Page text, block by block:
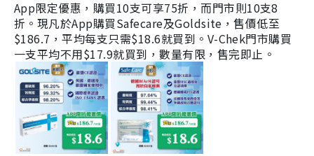
App限定優惠，購買10支可享75折，而門市則10支8
折。現凡於App購買Safecare及Goldsite，售價低至
$186.7，平均每支只需$18.6就買到。V-Chek門市購買
一支平均不用$17.9就買到，數量有限，售完即止。